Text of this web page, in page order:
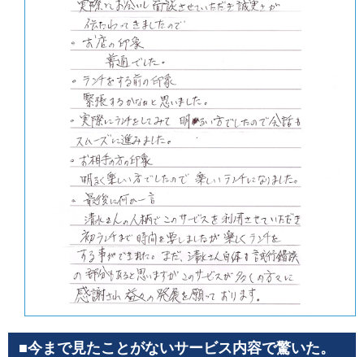
■今まで見たことがないサービス内容で驚いた。